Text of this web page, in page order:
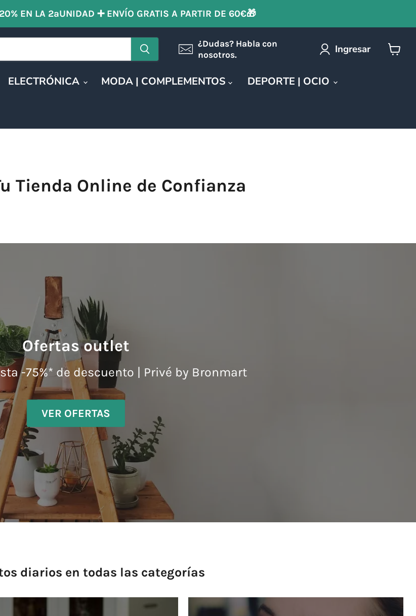
EN LA 2ªUNIDAD ➕ ENVÍO GRATIS A PARTIR DE 60€🎁
¿Dudas? Habla con
nosotros.
Ingresar
ELECTRÓNICA MODA | COMPLEMENTOS DEPORTE | OCIO
Tienda Online de Confianza
Ofertas outlet
-75%* de descuento | Privé by Bronmart
VER OFERTAS
diarios en todas las categorías
Gris